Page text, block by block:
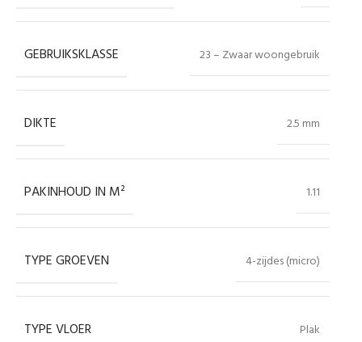
GEBRUIKSKLASSE 23 – Zwaar woongebruik
DIKTE 2.5 mm
PAKINHOUD IN M² 1.11
TYPE GROEVEN 4-zijdes (micro)
TYPE VLOER Plak